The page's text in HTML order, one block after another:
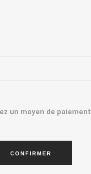
un moyen de paiement